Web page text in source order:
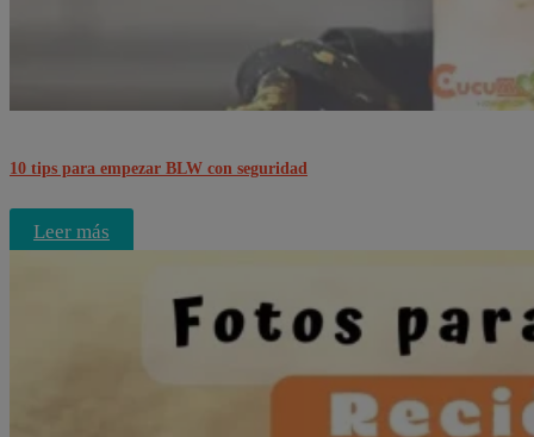
10 tips para empezar BLW con seguridad
Leer más